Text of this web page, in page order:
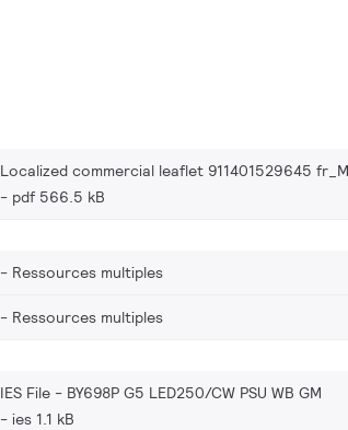
Localized commercial leaflet 911401529645
pdf 566.5 kB
Ressources multiples
Ressources multiples
IES File - BY698P G5 LED250/CW PSU WB GM
ies 1.1 kB